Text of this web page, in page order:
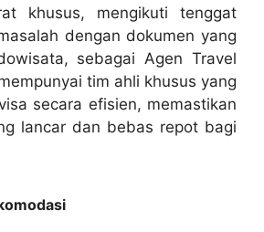
khusus, mengikuti tenggat
dengan dokumen yang
sebagai Agen Travel
tim ahli khusus yang
secara efisien, memastikan
lancar dan bebas repot bagi